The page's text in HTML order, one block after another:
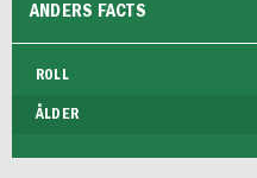
ANDERS FACTS
ROLL
ÅLDER